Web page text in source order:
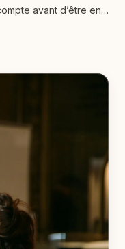
avant d’être en